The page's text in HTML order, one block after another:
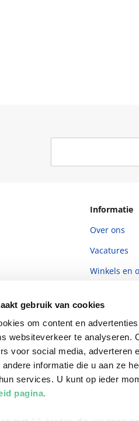
gebruik van cookies
om content en
websiteverkeer te analyseren.
voor social media, adverteren
informatie die u aan ze
services. U kunt op ieder
pagina.
Informatie
Over ons
Vacatures
Winkels en